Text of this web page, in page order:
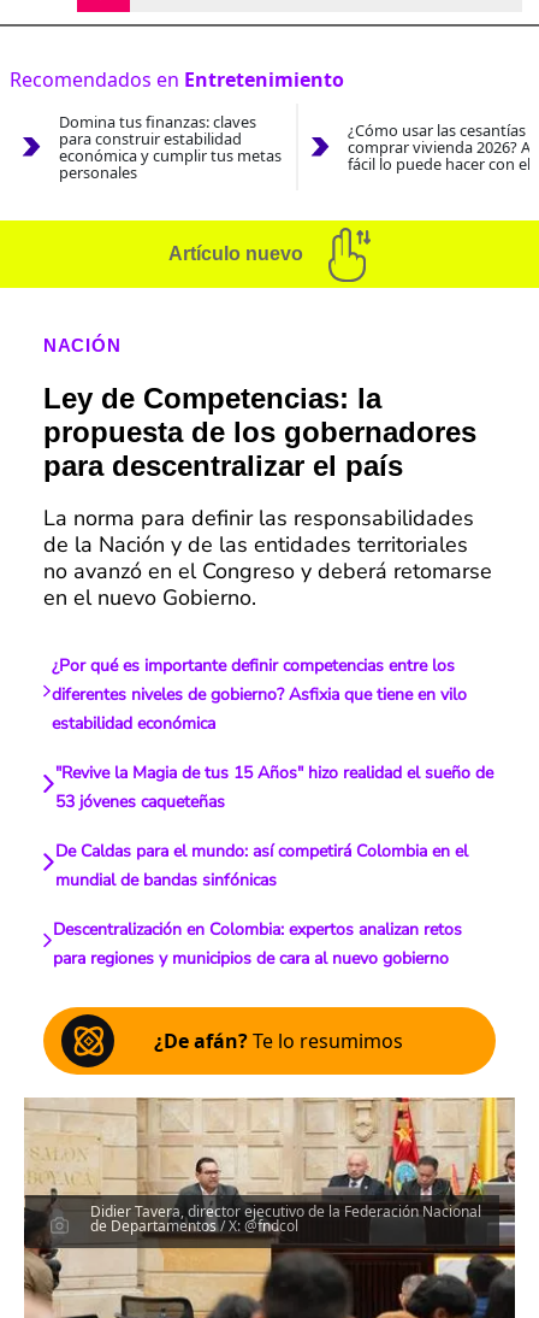
Recomendados en Entretenimiento
Domina tus finanzas: claves
para construir estabilidad
económica y cumplir tus metas
personales
¿Cómo usar las cesantías
comprar vivienda 2026?
fácil lo puede hacer con el
Artículo nuevo
NACIÓN
Ley de Competencias: la
propuesta de los gobernadores
para descentralizar el país
La norma para definir las responsabilidades
de la Nación y de las entidades territoriales
no avanzó en el Congreso y deberá retomarse
en el nuevo Gobierno.
¿Por qué es importante definir competencias entre los
diferentes niveles de gobierno? Asfixia que tiene en vilo
estabilidad económica
"Revive la Magia de tus 15 Años" hizo realidad el sueño de
53 jóvenes caqueteñas
De Caldas para el mundo: así competirá Colombia en el
mundial de bandas sinfónicas
Descentralización en Colombia: expertos analizan retos
para regiones y municipios de cara al nuevo gobierno
¿De afán?Te lo resumimos
Didier Tavera, director ejecutivo de la Federación Nacional
de Departamentos / X: @fndcol